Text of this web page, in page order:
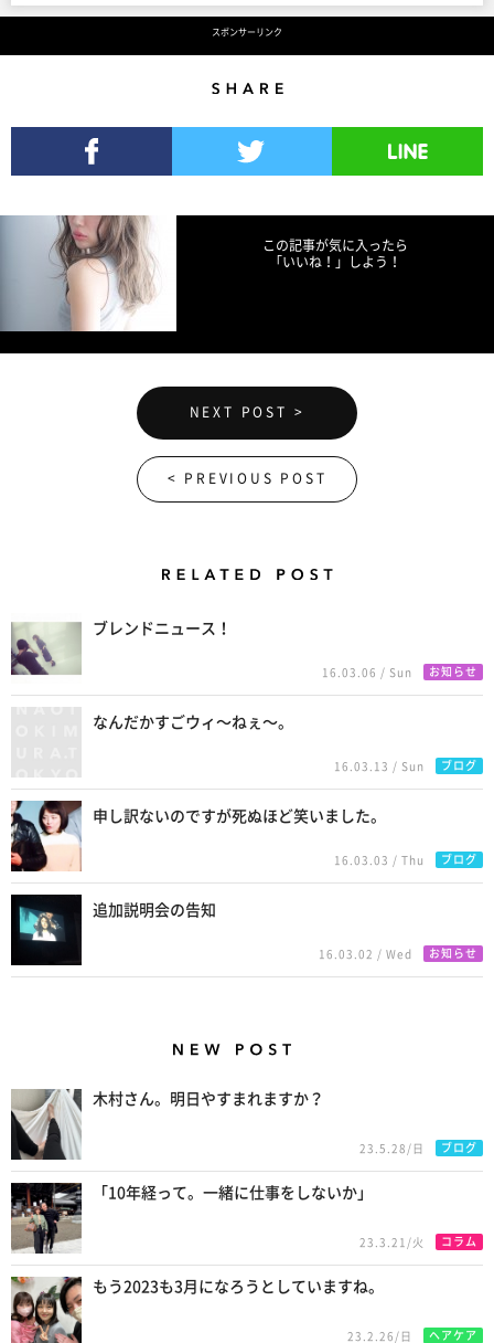
スポンサーリンク
この記事が気に入ったら
「いいね！」しよう！
NEXT POST >
< PREVIOUS POST
ブレンドニュース！
16.03.06 / Sun お知らせ
なんだかすごウィ〜ねぇ〜。
16.03.13 / Sun ブログ
申し訳ないのですが死ぬほど笑いました。
16.03.03 / Thu ブログ
追加説明会の告知
16.03.02 / Wed お知らせ
木村さん。明日やすまれますか？
23.5.28/日 ブログ
「10年経って。一緒に仕事をしないか」
23.3.21/火 コラム
もう2023も3月になろうとしていますね。
23.2.26/日 ヘアケア